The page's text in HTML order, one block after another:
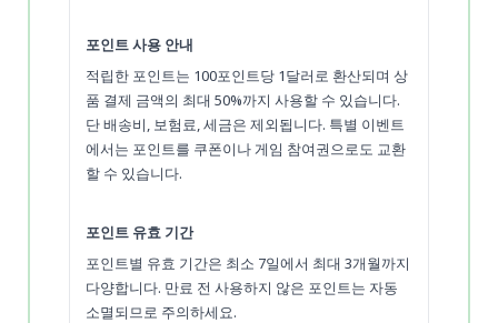
포인트 사용 안내
적립한 포인트는 100포인트당 1달러로 환산되며 상
품 결제 금액의 최대 50%까지 사용할 수 있습니다.
단 배송비, 보험료, 세금은 제외됩니다. 특별 이벤트
에서는 포인트를 쿠폰이나 게임 참여권으로도 교환
할 수 있습니다.
포인트 유효 기간
포인트별 유효 기간은 최소 7일에서 최대 3개월까지
다양합니다. 만료 전 사용하지 않은 포인트는 자동
소멸되므로 주의하세요.